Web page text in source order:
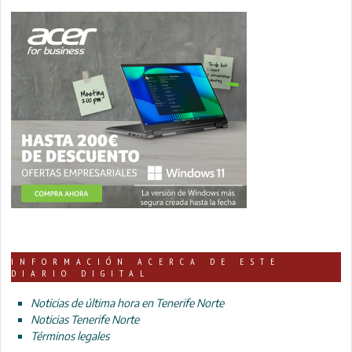
INFORMACIÓN ACERCA DE ESTE
DIARIO DIGITAL
Noticias de última hora en Tenerife Norte
Noticias Tenerife Norte
Términos legales